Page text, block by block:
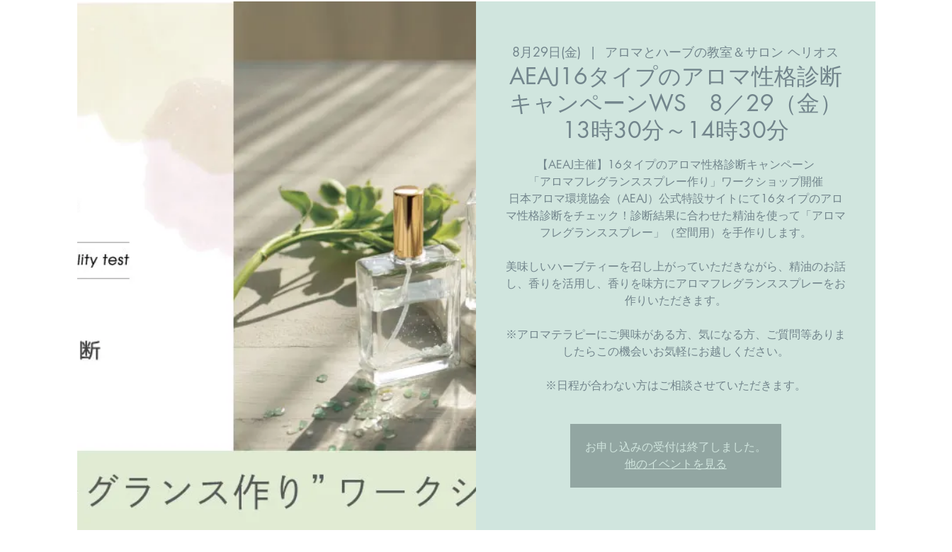
8月29日(金)
  |
アロマとハーブの教室＆サロン ヘリオス
AEAJ16タイプのアロマ性格診断
キャンペーンWS 8／29（金）
13時30分～14時30分
【AEAJ主催】16タイプのアロマ性格診断キャンペーン
「アロマフレグランススプレー作り」ワークショップ開催
日本アロマ環境協会（AEAJ）公式特設サイトにて16タイプのアロ
マ性格診断をチェック！診断結果に合わせた精油を使って「アロマ
フレグランススプレー」（空間用）を手作りします。
​美味しいハーブティーを召し上がっていただきながら、精油のお話
し、香りを活用し、香りを味方にアロマフレグランススプレーをお
作りいただきます。
※アロマテラピーにご興味がある方、気になる方、ご質問等ありま
したらこの機会いお気軽にお越しください。
​※日程が合わない方はご相談させていただきます。
お申し込みの受付は終了しました。
他のイベントを見る